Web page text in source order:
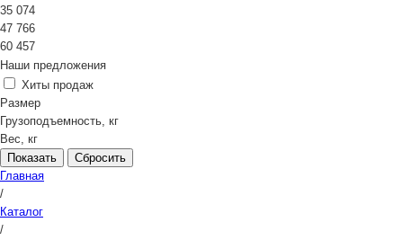
35 074
47 766
60 457
Наши предложения
Хиты продаж
Размер
Грузоподъемность, кг
Вес, кг
Сбросить
Главная
/
Каталог
/